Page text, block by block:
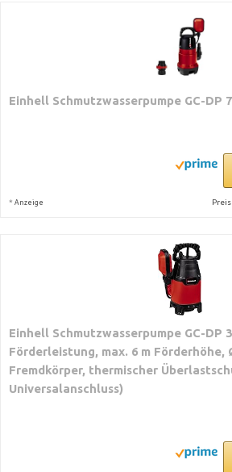
Einhell Schmutzwasserpumpe GC-DP
* Anzeige
Einhell Schmutzwasserpumpe GC-DP
Förderleistung, max. 6 m Förderhöhe,
Fremdkörper, thermischer
Universalanschluss)